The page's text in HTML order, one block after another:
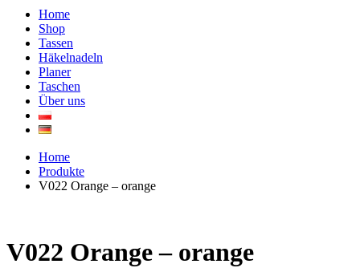
Home
Shop
Tassen
Häkelnadeln
Planer
Taschen
Über uns
Home
Produkte
V022 Orange – orange
V022 Orange – orange